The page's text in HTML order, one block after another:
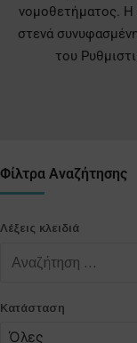
νομοθετήματος. Η
στενά
του
Φίλτρα Αναζήτησης
Λέξεις κλειδιά
Κατάσταση